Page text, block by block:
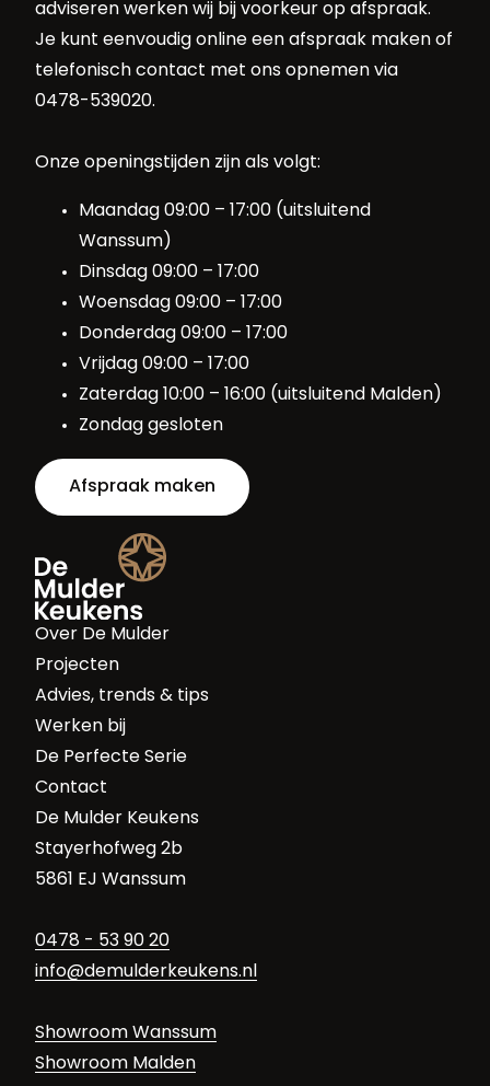
adviseren werken wij bij voorkeur op afspraak.
Je kunt eenvoudig online een afspraak maken of
telefonisch contact met ons opnemen via
0478-539020.
Onze openingstijden zijn als volgt:
Maandag 09:00 – 17:00 (uitsluitend
Wanssum)
Dinsdag 09:00 – 17:00
Woensdag 09:00 – 17:00
Donderdag 09:00 – 17:00
Vrijdag 09:00 – 17:00
Zaterdag 10:00 – 16:00 (uitsluitend Malden)
Zondag gesloten
Afspraak maken
Over De Mulder
Projecten
Advies, trends & tips
Werken bij
De Perfecte Serie
Contact
De Mulder Keukens
Stayerhofweg 2b
5861 EJ Wanssum
0478 - 53 90 20
info@demulderkeukens.nl
Showroom Wanssum
Showroom Malden